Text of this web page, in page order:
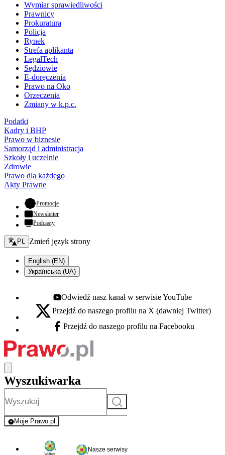
Wymiar sprawiedliwości
Prawnicy
Prokuratura
Policja
Rynek
Strefa aplikanta
LegalTech
Sędziowie
E-doręczenia
Prawo na Oko
Orzeczenia
Zmiany w k.p.c.
Podatki
Kadry i BHP
Prawo w biznesie
Samorząd i administracja
Szkoły i uczelnie
Zdrowie
Prawo dla każdego
Akty Prawne
Promocje- otwiera się w nowej karcie
Newsletter
Podcasty
Zmień język - bieżący:
PL Zmień język strony
English (EN)
Українська (UA)
Youtube - otwiera się w nowej karcie
Odwiedź nasz kanał w serwisie YouTube
X - otwiera się w nowej karcie
Przejdź do naszego profilu na X (dawniej Twitter)
Facebook - otwiera się w nowej karcie
Przejdź do naszego profilu na Facebooku
Wyszukiwarka
Szukaj
Moje Prawo.pl
- rejestracja i logowanie do serwisu
Nasze serwisy